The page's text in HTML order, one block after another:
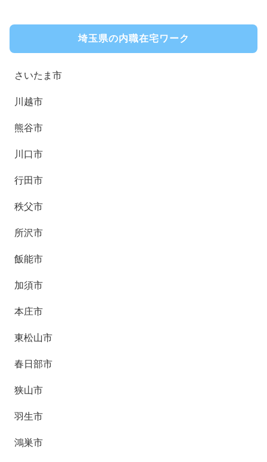
埼玉県の内職在宅ワーク
さいたま市
川越市
熊谷市
川口市
行田市
秩父市
所沢市
飯能市
加須市
本庄市
東松山市
春日部市
狭山市
羽生市
鴻巣市